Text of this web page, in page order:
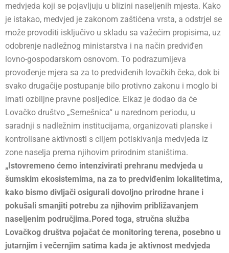
medvjeda koji se pojavljuju u blizini naseljenih mjesta. Kako
je istakao, medvjed je zakonom zaštićena vrsta, a odstrjel se
može provoditi isključivo u skladu sa važećim propisima, uz
odobrenje nadležnog ministarstva i na način predviđen
lovno-gospodarskom osnovom. To podrazumijeva
provođenje mjera sa za to predviđenih lovačkih čeka, dok bi
svako drugačije postupanje bilo protivno zakonu i moglo bi
imati ozbiljne pravne posljedice. Elkaz je dodao da će
Lovačko društvo „Semešnica“ u narednom periodu, u
saradnji s nadležnim institucijama, organizovati planske i
kontrolisane aktivnosti s ciljem potiskivanja medvjeda iz
zone naselja prema njihovim prirodnim staništima.
„Istovremeno ćemo intenzivirati prehranu medvjeda u
šumskim ekosistemima, na za to predviđenim lokalitetima,
kako bismo divljači osigurali dovoljno prirodne hrane i
pokušali smanjiti potrebu za njihovim približavanjem
naseljenim područjima.Pored toga, stručna služba
Lovačkog društva pojačat će monitoring terena, posebno u
jutarnjim i večernjim satima kada je aktivnost medvjeda